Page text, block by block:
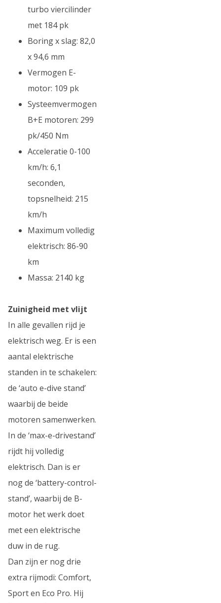
turbo viercilinder
met 184 pk
Boring x slag: 82,0
x 94,6 mm
Vermogen E-
motor: 109 pk
Systeemvermogen
B+E motoren: 299
pk/450 Nm
Acceleratie 0-100
km/h: 6,1
seconden,
topsnelheid: 215
km/h
Maximum volledig
elektrisch: 86-90
km
Massa: 2140 kg
Zuinigheid met vlijt
In alle gevallen rijd je
elektrisch weg. Er is een
aantal elektrische
standen in te schakelen:
de ‘auto e-dive stand’
waarbij de beide
motoren samenwerken.
In de ‘max-e-drivestand’
rijdt hij volledig
elektrisch. Dan is er
nog de ‘battery-control-
stand’, waarbij de B-
motor het werk doet
met een elektrische
duw in de rug.
Dan zijn er nog drie
extra rijmodi: Comfort,
Sport en Eco Pro. Hij